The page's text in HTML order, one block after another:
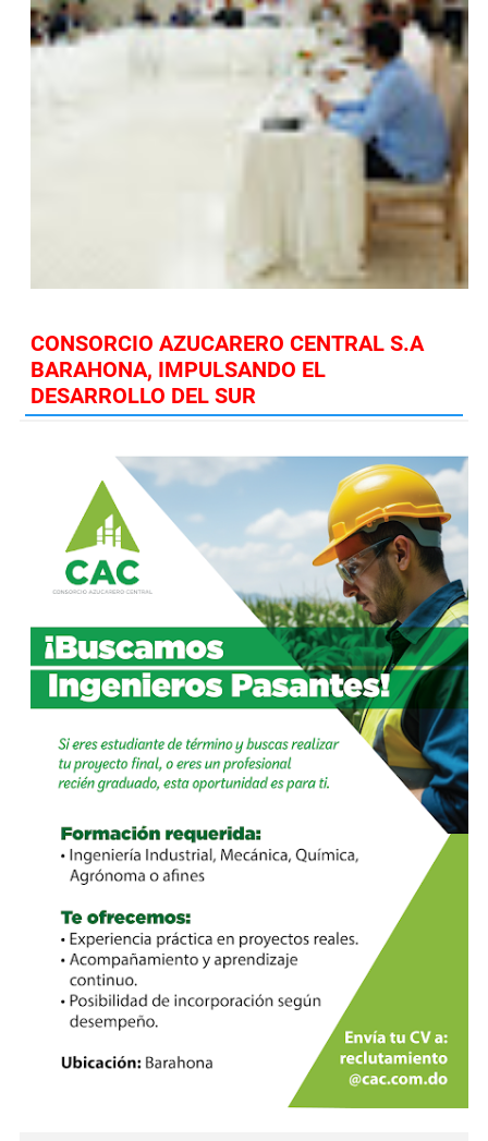
CONSORCIO AZUCARERO CENTRAL S.A
BARAHONA, IMPULSANDO EL
DESARROLLO DEL SUR